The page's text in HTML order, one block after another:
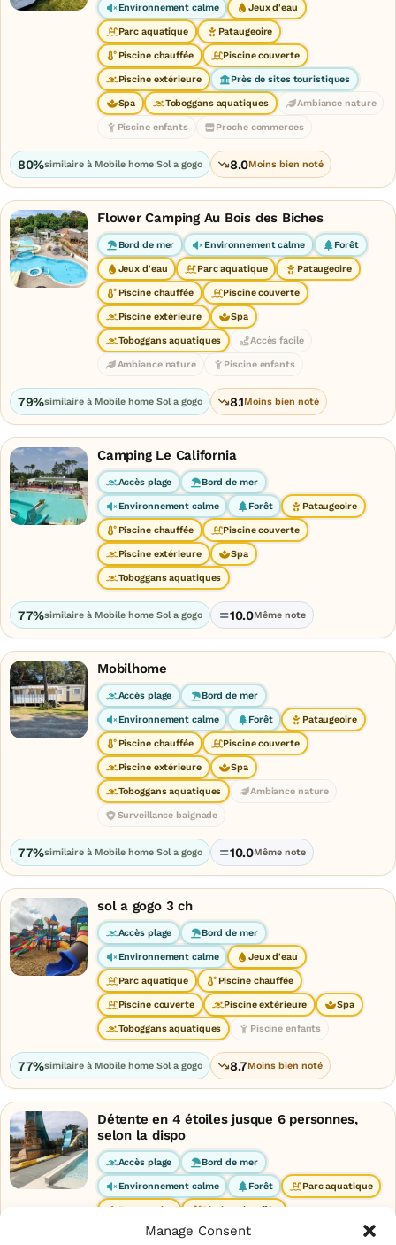
Manage Consent
Environnement calme Jeux d'eau
Parc aquatique Pataugeoire
Piscine chauffée Piscine couverte
Piscine extérieure Près de sites touristiques
Spa Toboggans aquatiques Ambiance nature
Piscine enfants Proche commerces
80%similaire à Mobile home Sol a gogo 8.0Moins bien noté
Flower Camping Au Bois des Biches
Bord de mer Environnement calme Forêt
Jeux d'eau Parc aquatique Pataugeoire
Piscine chauffée Piscine couverte
Piscine extérieure Spa
Toboggans aquatiques Accès facile
Ambiance nature Piscine enfants
79%similaire à Mobile home Sol a gogo 8.1Moins bien noté
Camping Le California
Accès plage Bord de mer
Environnement calme Forêt Pataugeoire
Piscine chauffée Piscine couverte
Piscine extérieure Spa
Toboggans aquatiques
77%similaire à Mobile home Sol a gogo 10.0Même note
Mobilhome
Accès plage Bord de mer
Environnement calme Forêt Pataugeoire
Piscine chauffée Piscine couverte
Piscine extérieure Spa
Toboggans aquatiques Ambiance nature
Surveillance baignade
77%similaire à Mobile home Sol a gogo 10.0Même note
sol a gogo 3 ch
Accès plage Bord de mer
Environnement calme Jeux d'eau
Parc aquatique Piscine chauffée
Piscine couverte Piscine extérieure Spa
Toboggans aquatiques Piscine enfants
77%similaire à Mobile home Sol a gogo 8.7Moins bien noté
Détente en 4 étoiles jusque 6 personnes,
selon la dispo
Accès plage Bord de mer
Environnement calme Forêt Parc aquatique
Pataugeoire Piscine chauffée
Piscine extérieure Spa